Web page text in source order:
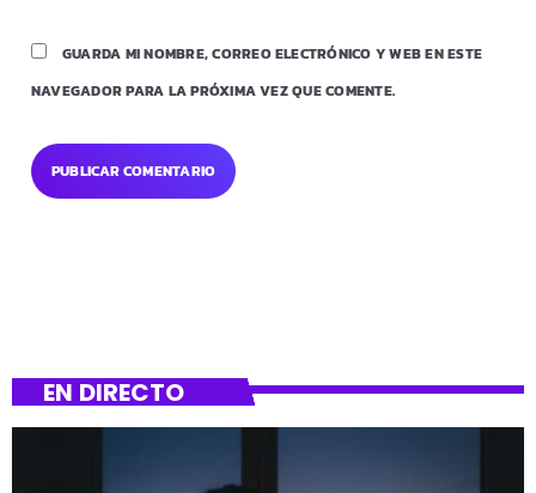
GUARDA MI NOMBRE, CORREO ELECTRÓNICO Y WEB EN ESTE
NAVEGADOR PARA LA PRÓXIMA VEZ QUE COMENTE.
EN DIRECTO